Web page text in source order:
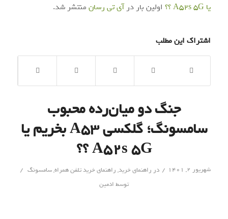
یا A52s 5G ؟؟
اولین بار درآی‌ تی‌ رسانمنتشر شد.
اشتراک این مطلب
جنگ دو میان‌رده محبوب
سامسونگ؛ گلکسی A53 بخریم یا
A52s 5G ؟؟
شهریور ۲, ۱۴۰۱ / در راهنمای خرید, راهنمای خرید تلفن همراه,سامسونگ /
توسط ادمین